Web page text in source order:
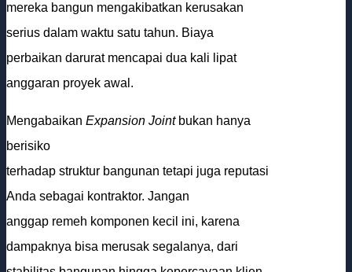
mereka bangun mengakibatkan kerusakan
serius dalam waktu satu tahun. Biaya
perbaikan darurat mencapai dua kali lipat
anggaran proyek awal.
Mengabaikan Expansion Jointbukan hanya
berisiko
terhadap struktur bangunan tetapi juga reputasi
Anda sebagai kontraktor. Jangan
anggap remeh komponen kecil ini, karena
dampaknya bisa merusak segalanya, dari